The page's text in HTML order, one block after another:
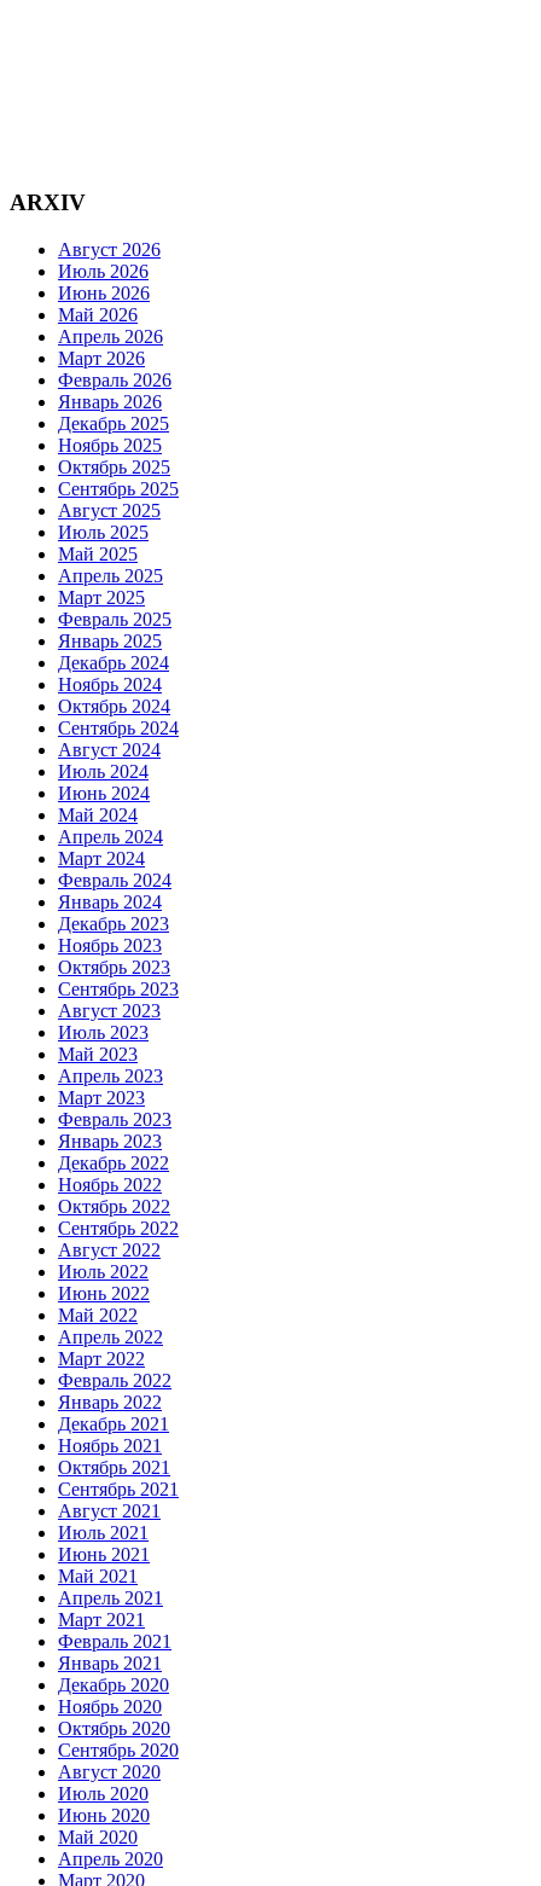
ARXIV
Август 2026
Июль 2026
Июнь 2026
Май 2026
Апрель 2026
Март 2026
Февраль 2026
Январь 2026
Декабрь 2025
Ноябрь 2025
Октябрь 2025
Сентябрь 2025
Август 2025
Июль 2025
Май 2025
Апрель 2025
Март 2025
Февраль 2025
Январь 2025
Декабрь 2024
Ноябрь 2024
Октябрь 2024
Сентябрь 2024
Август 2024
Июль 2024
Июнь 2024
Май 2024
Апрель 2024
Март 2024
Февраль 2024
Январь 2024
Декабрь 2023
Ноябрь 2023
Октябрь 2023
Сентябрь 2023
Август 2023
Июль 2023
Май 2023
Апрель 2023
Март 2023
Февраль 2023
Январь 2023
Декабрь 2022
Ноябрь 2022
Октябрь 2022
Сентябрь 2022
Август 2022
Июль 2022
Июнь 2022
Май 2022
Апрель 2022
Март 2022
Февраль 2022
Январь 2022
Декабрь 2021
Ноябрь 2021
Октябрь 2021
Сентябрь 2021
Август 2021
Июль 2021
Июнь 2021
Май 2021
Апрель 2021
Март 2021
Февраль 2021
Январь 2021
Декабрь 2020
Ноябрь 2020
Октябрь 2020
Сентябрь 2020
Август 2020
Июль 2020
Июнь 2020
Май 2020
Апрель 2020
Март 2020